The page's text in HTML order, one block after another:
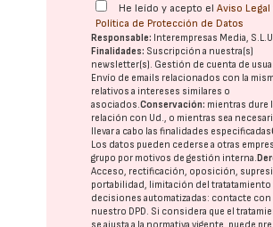
He leído y acepto elAviso Legal
Política de Protección de Datos
Responsable: Interempresas Media, S.L.U.
Finalidades: Suscripción a nuestra(s)
newsletter(s). Gestión de cuenta de
Envío de emails relacionados con la
relativos a intereses similares o
asociados.Conservación: mientras dure
relación con Ud., o mientras sea
llevar a cabo las finalidades especificadas
Los datos pueden cederse a otras
grupo por motivos de gestión interna.
Acceso, rectificación, oposición,
portabilidad, limitación del tratatamiento
decisiones automatizadas: contacte con
nuestro DPD . Si considera que el
se ajusta a la normativa vigente, puede